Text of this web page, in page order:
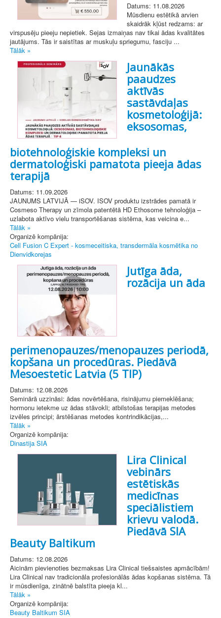
Datums: 11.08.2026
Mūsdienu estētikā arvien
skaidrāk kļūst redzams: ar
virspusēju pieeju nepietiek. Sejas izmaiņas nav tikai ādas kvalitātes
jautājums. Tās ir saistītas ar muskuļu spriegumu, fasciju ...
Tālāk »
Jaunākās
paaudzes
aktīvās
sastāvdaļas
kosmetoloģijā:
eksosomas,
biotehnoloģiskie kompleksi un
dermatoloģiski pamatota pieeja ādas
terapijā
Datums: 11.09.2026
JAUNUMS LATVIJĀ — iSOV. ISOV produktu izstrādes pamatā ir
Cosmeso Therapy un zīmola patentētā HD Ethosome tehnoloģija –
uzlabota aktīvo vielu transportēšanas sistēma, kas veicina e...
Tālāk »
Organizē kompānija:
Cell Fusion C Expert - kosmeceitiska, transdermāla kosmētika no
Dienvidkorejas
Jutīga āda,
rozācija un āda
perimenopauzes/menopauzes periodā,
kopšana un procedūras. Piedāvā
Mesoestetic Latvia (5 TIP)
Datums: 12.08.2026
Seminārā uzzināsi: ādas novērtēšana, risinājumu piemeklēšana;
hormonu ietekme uz ādas stāvokli; atbilstošas terapijas metodes
izvēles principi; ārstēšanas metodes kontrindikācijas,...
Tālāk »
Organizē kompānija:
Dinastija SIA
Lira Clinical
vebinārs
estētiskās
medicīnas
speciālistiem
krievu valodā.
Piedāvā SIA
Beauty Baltikum
Datums: 12.08.2026
Aicinām pievienoties bezmaksas Lira Clinical tiešsaistes apmācībām!
Lira Clinical nav tradicionāla profesionālās ādas kopšanas sistēma. Tā
ir mūsdienīga, zinātnē balstīta pieeja kl...
Tālāk »
Organizē kompānija:
Beauty Baltikum SIA